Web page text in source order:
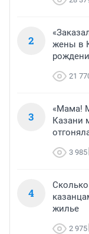
2
жены в
21
3
«Мама!
Казани
3 985
4
жилье
2 975